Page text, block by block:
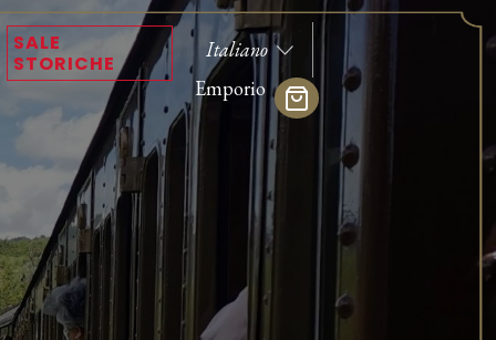
SALE
STORICHE
Emporio